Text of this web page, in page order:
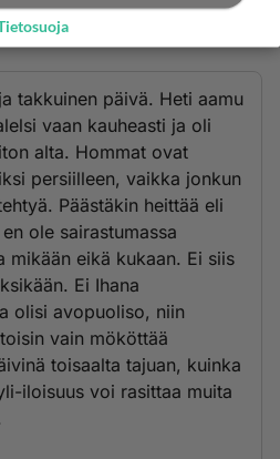
takkuinen päivä. Heti aamu
vaan kauheasti ja oli
alta. Hommat ovat
persiilleen, vaikka jonkun
Päästäkin heittää eli
ole sairastumassa
mikään eikä kukaan. Ei siis
Ei Ihana
olisi avopuoliso, niin
vain mököttää
toisaalta tajuan, kuinka
iloisuus voi rasittaa muita